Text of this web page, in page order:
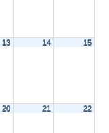
13 14 15
20 21 22